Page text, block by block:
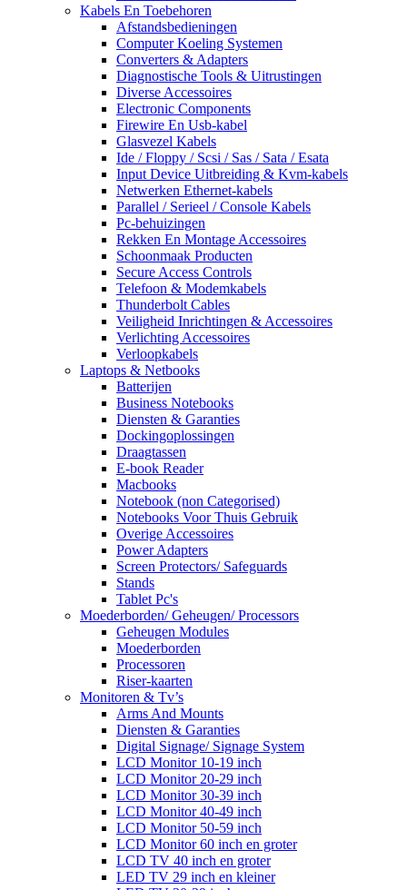
Kabels En Toebehoren
Afstandsbedieningen
Computer Koeling Systemen
Converters & Adapters
Diagnostische Tools & Uitrustingen
Diverse Accessoires
Electronic Components
Firewire En Usb-kabel
Glasvezel Kabels
Ide / Floppy / Scsi / Sas / Sata / Esata
Input Device Uitbreiding & Kvm-kabels
Netwerken Ethernet-kabels
Parallel / Serieel / Console Kabels
Pc-behuizingen
Rekken En Montage Accessoires
Schoonmaak Producten
Secure Access Controls
Telefoon & Modemkabels
Thunderbolt Cables
Veiligheid Inrichtingen & Accessoires
Verlichting Accessoires
Verloopkabels
Laptops & Netbooks
Batterijen
Business Notebooks
Diensten & Garanties
Dockingoplossingen
Draagtassen
E-book Reader
Macbooks
Notebook (non Categorised)
Notebooks Voor Thuis Gebruik
Overige Accessoires
Power Adapters
Screen Protectors/ Safeguards
Stands
Tablet Pc's
Moederborden/ Geheugen/ Processors
Geheugen Modules
Moederborden
Processoren
Riser-kaarten
Monitoren & Tv’s
Arms And Mounts
Diensten & Garanties
Digital Signage/ Signage System
LCD Monitor 10-19 inch
LCD Monitor 20-29 inch
LCD Monitor 30-39 inch
LCD Monitor 40-49 inch
LCD Monitor 50-59 inch
LCD Monitor 60 inch en groter
LCD TV 40 inch en groter
LED TV 29 inch en kleiner